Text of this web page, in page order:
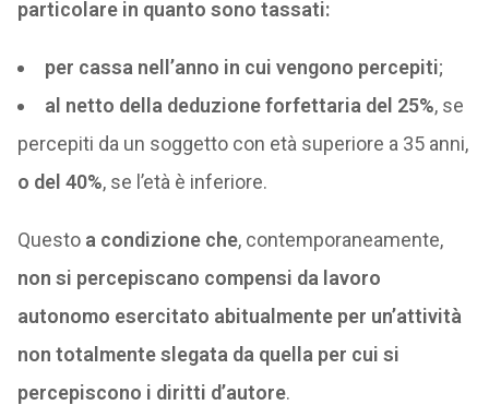
particolare in quanto sono tassati:
per cassa nell’anno in cui vengono percepiti;
al netto della deduzione forfettaria del 25%, se
percepiti da un soggetto con età superiore a 35 anni,
o del 40%, se l’età è inferiore.
Questo a condizione che, contemporaneamente,
non si percepiscano compensi da lavoro
autonomo esercitato abitualmente per un’attività
non totalmente slegata da quella per cui si
percepiscono i diritti d’autore.